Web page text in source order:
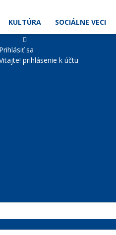
KULTÚRA SOCIÁLNE VECI
Prihlásiť sa
prihlásenie k účtu